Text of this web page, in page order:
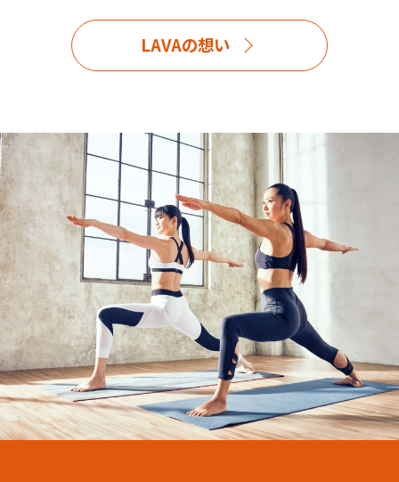
LAVAの想い